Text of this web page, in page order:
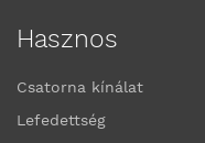
Hasznos
Csatorna kínálat
Lefedettség